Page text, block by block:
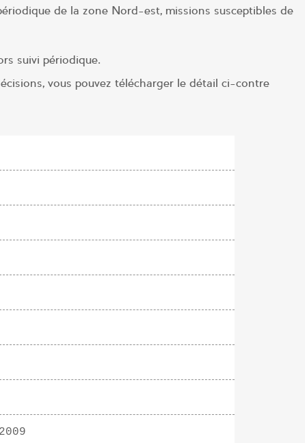
de la zone Nord-est, missions susceptibles de
suivi périodique.
vous pouvez télécharger le détail ci-contre